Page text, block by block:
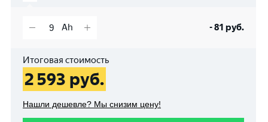
-81 руб.
Итоговая стоимость
2 593 руб.
Нашли дешевле? Мы снизим цену!